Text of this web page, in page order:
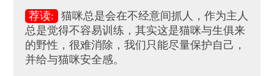
荐读:
猫咪总是会在不经意间抓人，作为主人
总是觉得不容易训练，其实这是猫咪与生俱来
的野性，很难消除，我们只能尽量保护自己，
并给与猫咪安全感。